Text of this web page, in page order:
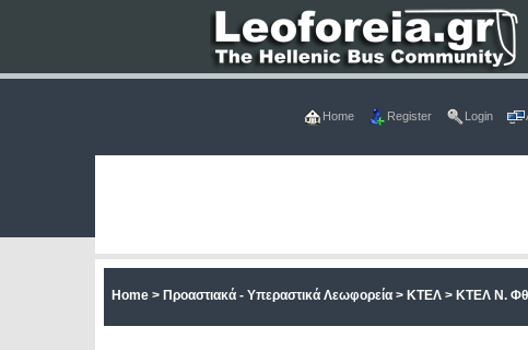
Home Register Login
Home > Προαστιακά - Υπεραστικά Λεωφορεία > ΚΤΕΛ > ΚΤΕΛ Ν.